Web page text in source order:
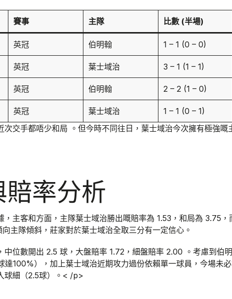
賽事 主隊 比數 (半場)
英冠 伯明翰 1 – 1 (0 – 0)
英冠 葉士域治 3 – 1 (1 – 1)
英冠 伯明翰 2 – 2 (1 – 0)
英冠 葉士域治 1 – 1 (0 – 1)
次交手都唔少和局 。但今時不同往日，葉士域治今次擁有極強嘅
率分析
，主客和方面，主隊葉士域治勝出嘅賠率為 1.53，和局為 3.75
主隊傾斜，莊家對於葉士域治全取三分有一定信心。
中位數開出 2.5 球，大盤賠率 1.72，細盤賠率 2.00 。考慮到伯
達100%），加上葉士域治近期攻力過份依賴單一球員，今場未
球細（2.5球）。< /p>